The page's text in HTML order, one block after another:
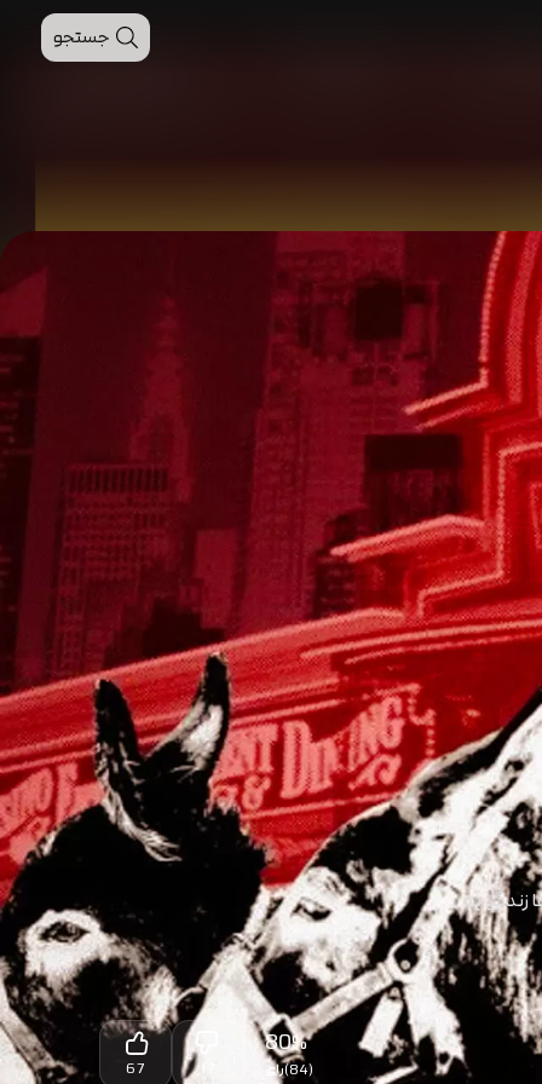
جستجو
زندگی یه
%
80
(84) رای 17
67